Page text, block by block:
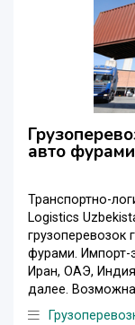
авто
Транспортно-
Logistics
грузоперевозок
фурами. Импорт-
Иран, ОАЭ,
далее.